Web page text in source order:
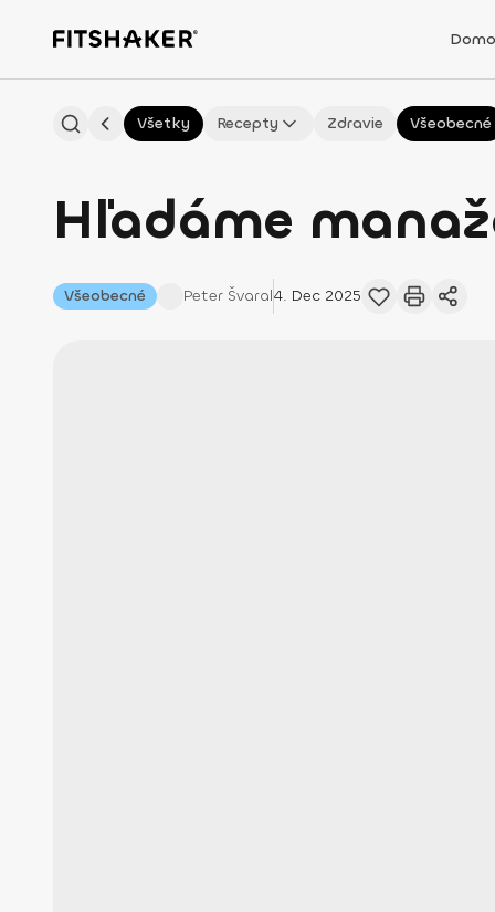
Všetky Recepty Zdravie Všeobecné
Hľadáme
Všeobecné Peter Švaral4. Dec 2025